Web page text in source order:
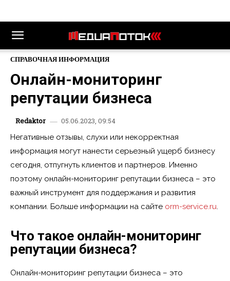
СПРАВОЧНАЯ ИНФОРМАЦИЯ
Онлайн-мониторинг
репутации бизнеса
Redaktor
05.06.2023, 09:54
Негативные отзывы, слухи или некорректная
информация могут нанести серьезный ущерб бизнесу
сегодня, отпугнуть клиентов и партнеров. Именно
поэтому онлайн-мониторинг репутации бизнеса – это
важный инструмент для поддержания и развития
компании. Больше информации на сайте orm-service.ru.
Что такое онлайн-мониторинг
репутации бизнеса?
Онлайн-мониторинг репутации бизнеса – это